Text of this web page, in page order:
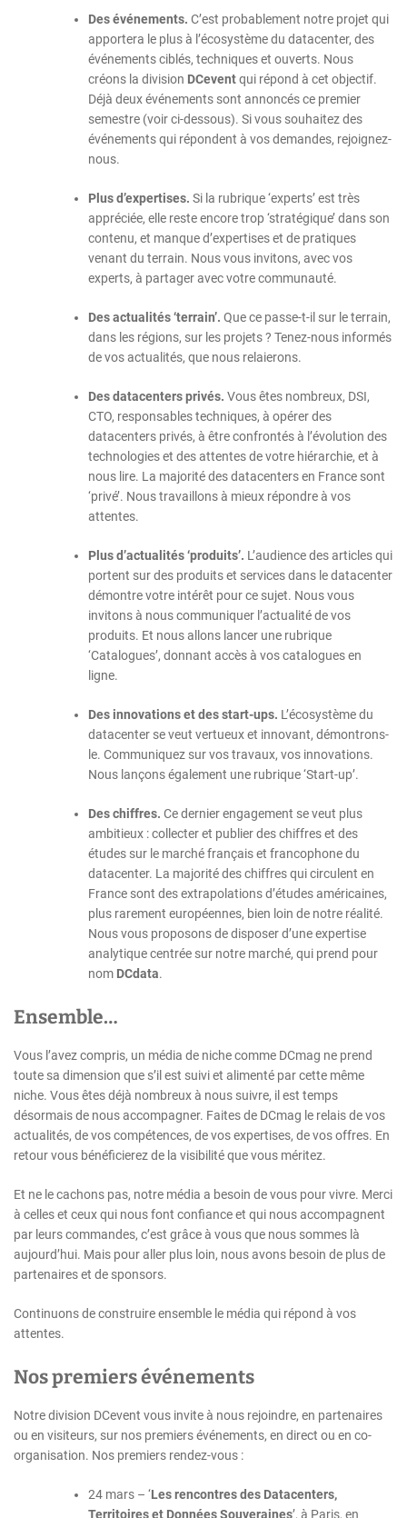
Des événements. C’est probablement notre projet qui
apportera le plus à l’écosystème du datacenter, des
événements ciblés, techniques et ouverts. Nous
créons la division DCeventqui répond à cet objectif.
Déjà deux événements sont annoncés ce premier
semestre (voir ci-dessous). Si vous souhaitez des
événements qui répondent à vos demandes, rejoignez-
nous.
Plus d’expertises. Si la rubrique ‘experts’ est très
appréciée, elle reste encore trop ‘stratégique’ dans son
contenu, et manque d’expertises et de pratiques
venant du terrain. Nous vous invitons, avec vos
experts, à partager avec votre communauté.
Des actualités ‘terrain’. Que ce passe-t-il sur le terrain,
dans les régions, sur les projets ? Tenez-nous informés
de vos actualités, que nous relaierons.
Des datacenters privés. Vous êtes nombreux, DSI,
CTO, responsables techniques, à opérer des
datacenters privés, à être confrontés à l’évolution des
technologies et des attentes de votre hiérarchie, et à
nous lire. La majorité des datacenters en France sont
‘privé’. Nous travaillons à mieux répondre à vos
attentes.
Plus d’actualités ‘produits’. L’audience des articles qui
portent sur des produits et services dans le datacenter
démontre votre intérêt pour ce sujet. Nous vous
invitons à nous communiquer l’actualité de vos
produits. Et nous allons lancer une rubrique
‘Catalogues’, donnant accès à vos catalogues en
ligne.
Des innovations et des start-ups. L’écosystème du
datacenter se veut vertueux et innovant, démontrons-
le. Communiquez sur vos travaux, vos innovations.
Nous lançons également une rubrique ‘Start-up’.
Des chiffres. Ce dernier engagement se veut plus
ambitieux : collecter et publier des chiffres et des
études sur le marché français et francophone du
datacenter. La majorité des chiffres qui circulent en
France sont des extrapolations d’études américaines,
plus rarement européennes, bien loin de notre réalité.
Nous vous proposons de disposer d’une expertise
analytique centrée sur notre marché, qui prend pour
nom DCdata.
Ensemble…
Vous l’avez compris, un média de niche comme DCmag ne prend
toute sa dimension que s’il est suivi et alimenté par cette même
niche. Vous êtes déjà nombreux à nous suivre, il est temps
désormais de nous accompagner. Faites de DCmag le relais de vos
actualités, de vos compétences, de vos expertises, de vos offres. En
retour vous bénéficierez de la visibilité que vous méritez.
Et ne le cachons pas, notre média a besoin de vous pour vivre. Merci
à celles et ceux qui nous font confiance et qui nous accompagnent
par leurs commandes, c’est grâce à vous que nous sommes là
aujourd’hui. Mais pour aller plus loin, nous avons besoin de plus de
partenaires et de sponsors.
Continuons de construire ensemble le média qui répond à vos
attentes.
Nos premiers événements
Notre division DCevent vous invite à nous rejoindre, en partenaires
ou en visiteurs, sur nos premiers événements, en direct ou en co-
organisation. Nos premiers rendez-vous :
24 mars – ‘Les rencontres des Datacenters,
Territoires et Données Souveraines’, à Paris, en